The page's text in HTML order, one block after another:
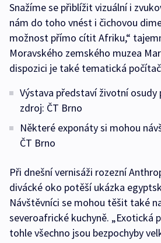
Snažíme se přiblížit vizuální i
nám do toho vnést i čichovou
možnost přímo cítit Afriku,“
Moravského zemského muzea
dispozici je také tematická
Výstava představí životní
zdroj: ČT Brno
Některé exponáty si mohou
ČT Brno
Při dnešní vernisáži rozezní
divácké oko potěší ukázka
Návštěvníci se mohou těšit také
severoafrické kuchyně. „Exotická
tohle všechno jsou bezpochyby